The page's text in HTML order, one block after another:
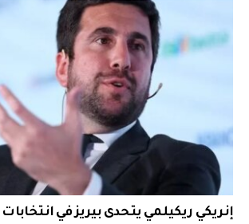
إنريكي ريكيلمي يتحدى بيريز في